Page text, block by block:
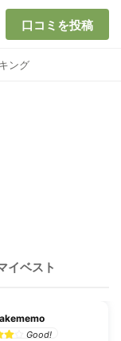
口コミを投稿
ング
イベスト
Good!